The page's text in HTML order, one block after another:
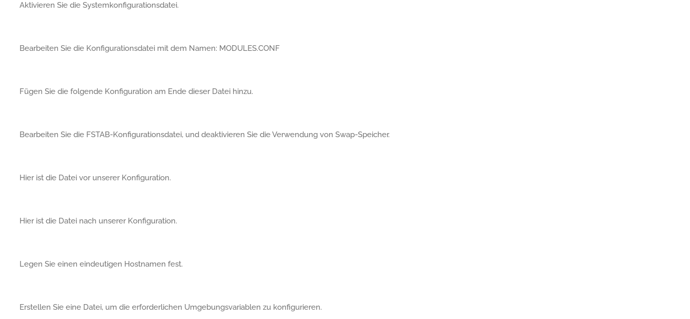
Aktivieren Sie die Systemkonfigurationsdatei.
Bearbeiten Sie die Konfigurationsdatei mit dem Namen: MODULES.CONF
Fügen Sie die folgende Konfiguration am Ende dieser Datei hinzu.
Bearbeiten Sie die FSTAB-Konfigurationsdatei, und deaktivieren Sie die Verwendung von Swap-Speicher.
Hier ist die Datei vor unserer Konfiguration.
Hier ist die Datei nach unserer Konfiguration.
Legen Sie einen eindeutigen Hostnamen fest.
Erstellen Sie eine Datei, um die erforderlichen Umgebungsvariablen zu konfigurieren.